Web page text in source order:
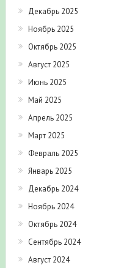
Декабрь 2025
Ноябрь 2025
Октябрь 2025
Август 2025
Июнь 2025
Май 2025
Апрель 2025
Март 2025
Февраль 2025
Январь 2025
Декабрь 2024
Ноябрь 2024
Октябрь 2024
Сентябрь 2024
Август 2024